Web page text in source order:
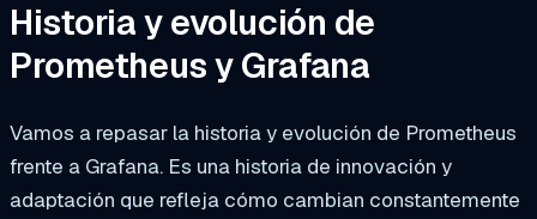
Historia y evolución de
Prometheus y Grafana
Vamos a repasar la historia y evolución de Prometheus
frente a Grafana. Es una historia de innovación y
adaptación que refleja cómo cambian constantemente